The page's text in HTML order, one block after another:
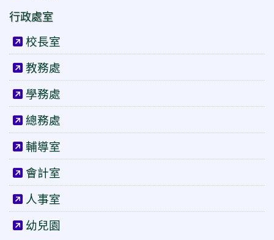
行政處室
校長室
教務處
學務處
總務處
輔導室
會計室
人事室
幼兒園